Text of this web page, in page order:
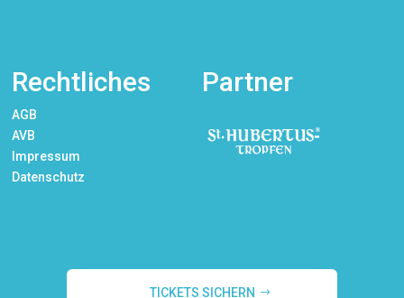
Rechtliches
AGB
AVB
Impressum
Datenschutz
Partner
TICKETS SICHERN